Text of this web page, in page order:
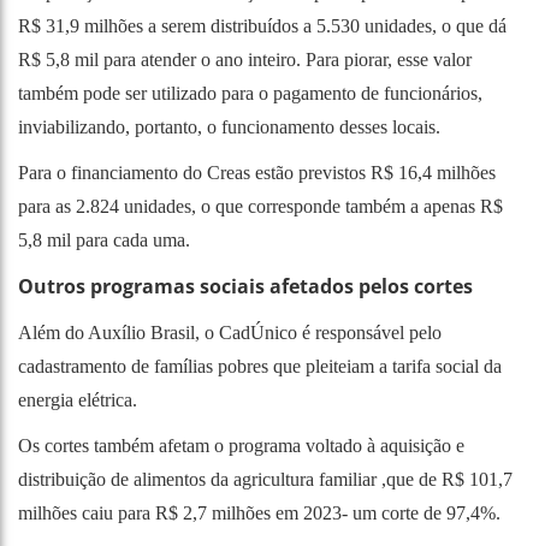
R$ 31,9 milhões a serem distribuídos a 5.530 unidades, o que dá
R$ 5,8 mil para atender o ano inteiro. Para piorar, esse valor
também pode ser utilizado para o pagamento de funcionários,
inviabilizando, portanto, o funcionamento desses locais.
Para o financiamento do Creas estão previstos R$ 16,4 milhões
para as 2.824 unidades, o que corresponde também a apenas R$
5,8 mil para cada uma.
Outros programas sociais afetados pelos cortes
Além do Auxílio Brasil, o CadÚnico é responsável pelo
cadastramento de famílias pobres que pleiteiam a tarifa social da
energia elétrica.
Os cortes também afetam o programa voltado à aquisição e
distribuição de alimentos da agricultura familiar ,que de R$ 101,7
milhões caiu para R$ 2,7 milhões em 2023- um corte de 97,4%.